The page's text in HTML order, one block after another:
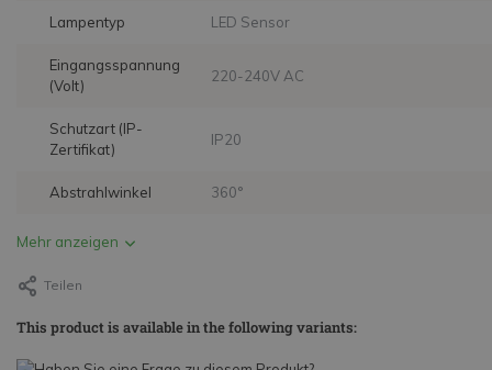
Lampentyp LED Sensor
Eingangsspannung
(Volt)
220-240V AC
Schutzart (IP-
Zertifikat)
IP20
Abstrahlwinkel 360°
Mehr anzeigen
Teilen
This product is available in the following variants: